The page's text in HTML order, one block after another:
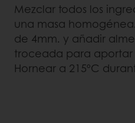
Mezclar todos los
una masa
de 4mm. y añadir
troceada para
Hornear a 215ºC